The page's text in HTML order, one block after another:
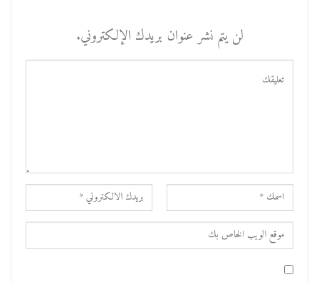
لن يتم نشر عنوان بريدك الإلكتروني.